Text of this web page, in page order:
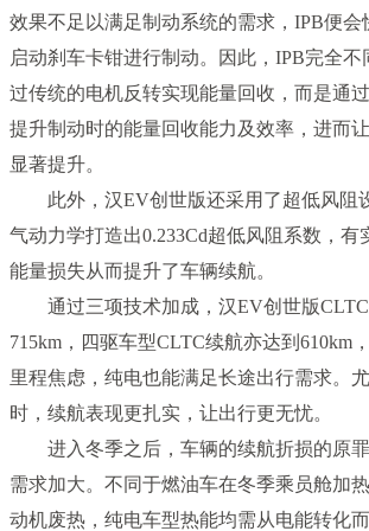
效果不足以满足制动系统的需求，IPB便会
启动刹车卡钳进行制动。因此，IPB完全不
过传统的电机反转实现能量回收，而是通
提升制动时的能量回收能力及效率，进而
显著提升。
此外，汉EV创世版还采用了超低风阻
气动力学打造出0.233Cd超低风阻系数，有
能量损失从而提升了车辆续航。
通过三项技术加成，汉EV创世版CLTC
715km，四驱车型CLTC续航亦达到610km
里程焦虑，纯电也能满足长途出行需求。
时，续航表现更扎实，让出行更无忧。
进入冬季之后，车辆的续航折损的原罪
需求加大。不同于燃油车在冬季乘员舱加
动机废热，纯电车型热能均需从电能转化